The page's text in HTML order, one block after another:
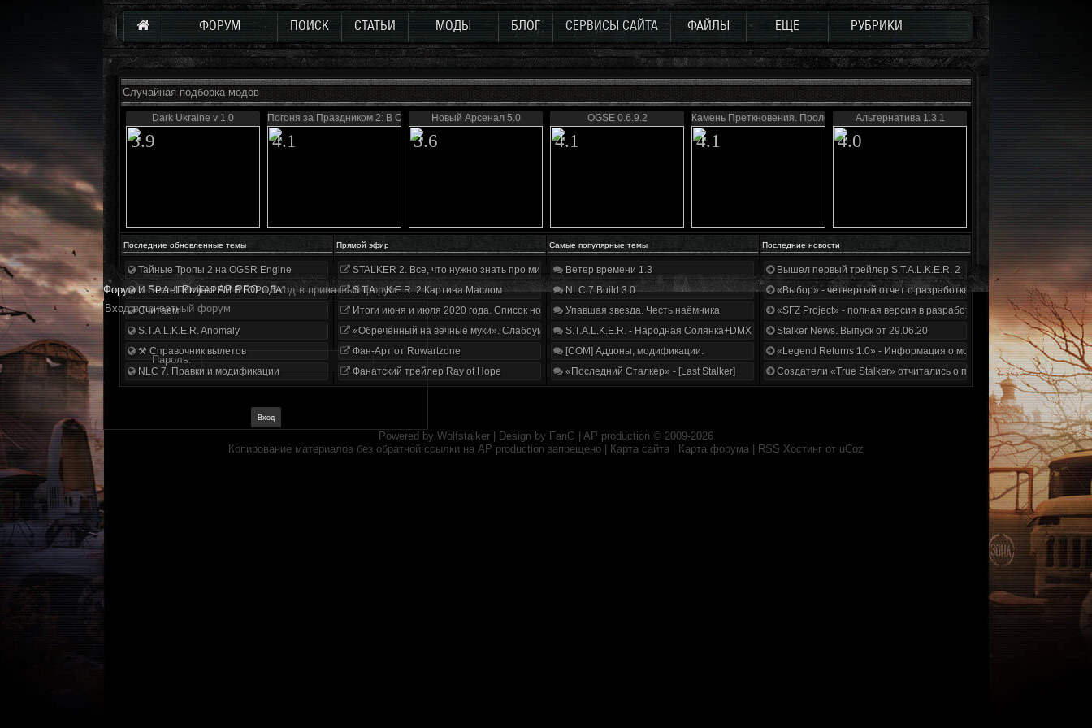
ФОРУМ ПОИСК СТАТЬИ МОДЫ БЛОГ СЕРВИСЫ САЙТА ФАЙЛЫ ЕЩЕ РУБРИКИ
Случайная подборка модов
Dark Ukraine v 1.0
3.9
Погоня за Праздником 2: В Ожидании Чуда...
4.1
Новый Арсенал 5.0
3.6
OGSE 0.6.9.2
4.1
Камень Преткновения. Пролог
4.1
Альтернатива 1.3.1
4.0
Последние обновленные темы Прямой эфир Самые популярные темы Последние новости
Тайные Тропы 2 на OGSR Engine
И.Г.Р.А. "ПОИГАРЕМ В ГОРОДА"
Считаем
S.T.A.L.K.E.R. Anomaly
⚒ Справочник вылетов
NLC 7. Правки и модификации
STALKER 2. Все, что нужно знать про мир, геймплей и сюжет | Разбор трейлера
S.T.A.L.K.E.R. 2 Картина Маслом
Итоги июня и июля 2020 года. Список нововведений
«Обречённый на вечные муки». Слабоумие и отвага
Фан-Арт от Ruwartzone
Фанатский трейлер Ray of Hope
Ветер времени 1.3
NLC 7 Build 3.0
Упавшая звезда. Честь наёмника
S.T.A.L.K.E.R. - Народная Солянка+DMX 1.3.5.ООП.МА.К.
[COM] Аддоны, модификации.
«Последний Сталкер» - [Last Stalker]
Вышел первый трейлер S.T.A.L.K.E.R. 2
«Выбор» - четвертый отчет о разработке!
«SFZ Project» - полная версия в разработке!
Stalker News. Выпуск от 29.06.20
«Legend Returns 1.0» - Информация о моде за июнь 2020
Создатели «True Stalker» отчитались о проделанной работе
Форум » Secret Project AP PRO » Вход в приватный форум
Вход в приватный форум
Пароль:
Powered by Wolfstalker | Design by FanG AP production © 2009-2026
Копирование материалов без обратной ссылки на AP production запрещено | Карта сайта Карта форума RSS Хостинг от uCoz